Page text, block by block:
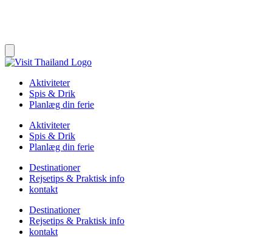
Aktiviteter
Spis & Drik
Planlæg din ferie
Aktiviteter
Spis & Drik
Planlæg din ferie
Destinationer
Rejsetips & Praktisk info
kontakt
Destinationer
Rejsetips & Praktisk info
kontakt